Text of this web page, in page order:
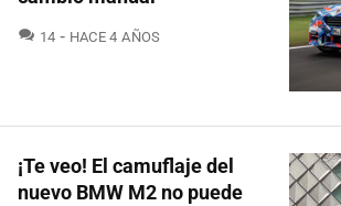
14 COMENTARIOS
HACE 4 AÑOS
¡Te veo! El camuflaje del
nuevo BMW M2 no puede